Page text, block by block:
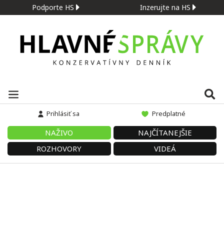
Podporte HS Inzerujte na HS
Prihlásiť sa Predplatné
NAŽIVO
NAJČÍTANEJŠIE
ROZHOVORY
VIDEÁ